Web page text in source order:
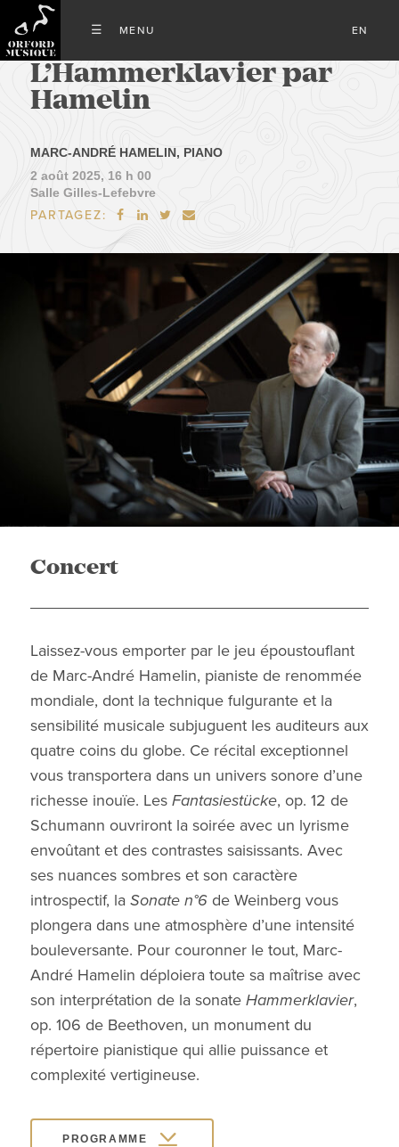
EN
L’Hammerklavier par
Hamelin
MARC-ANDRÉ HAMELIN, PIANO
2 août 2025, 16 h 00
Salle Gilles-Lefebvre
PARTAGEZ:    
Concert
Laissez-vous emporter par le jeu époustouflant
de Marc-André Hamelin, pianiste de renommée
mondiale, dont la technique fulgurante et la
sensibilité musicale subjuguent les auditeurs aux
quatre coins du globe. Ce récital exceptionnel
vous transportera dans un univers sonore d’une
richesse inouïe. Les Fantasiestücke, op. 12 de
Schumann ouvriront la soirée avec un lyrisme
envoûtant et des contrastes saisissants. Avec
ses nuances sombres et son caractère
introspectif, la Sonate n°6 de Weinberg vous
plongera dans une atmosphère d’une intensité
bouleversante. Pour couronner le tout, Marc-
André Hamelin déploiera toute sa maîtrise avec
son interprétation de la sonate Hammerklavier,
op. 106 de Beethoven, un monument du
répertoire pianistique qui allie puissance et
complexité vertigineuse.
PROGRAMME